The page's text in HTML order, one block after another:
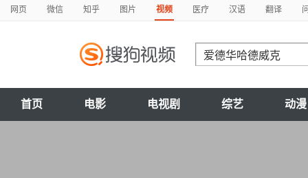
网页 微信 知乎 图片 视频 医疗 汉语 翻译
首页 电影 电视剧 综艺 动漫